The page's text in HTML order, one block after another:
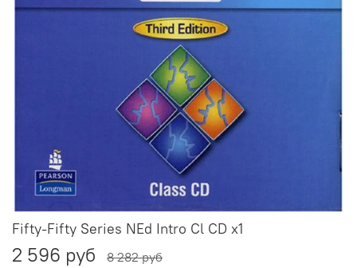
Fifty-Fifty Series NEd Intro Cl CD x1
2 596 руб 8 282 руб